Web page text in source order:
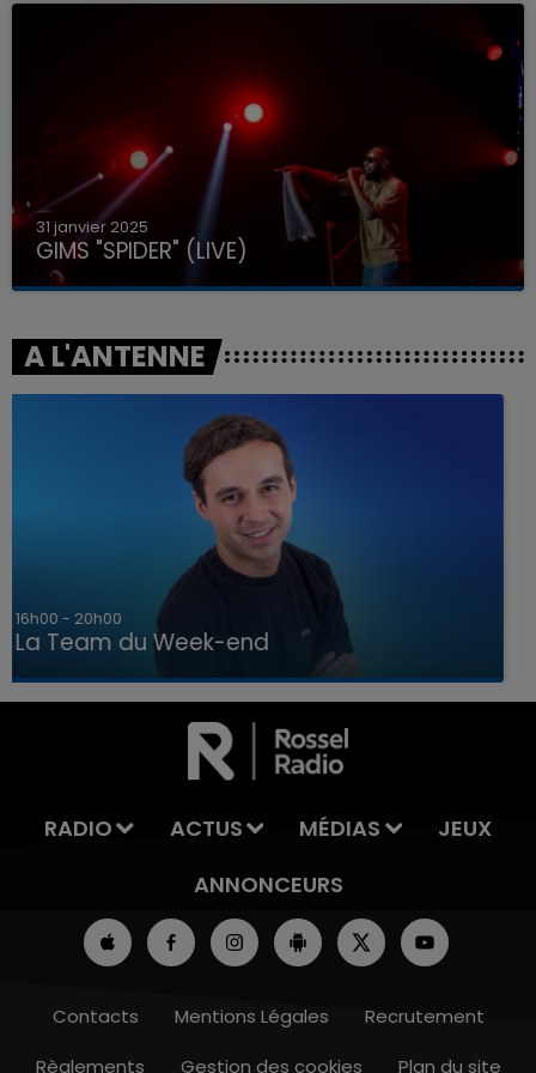
LA TEAM DU WEEK-END
31 janvier 2025
GIMS "SPIDER" (LIVE)
A L'ANTENNE
7h00 - 12h00
La Team du Week-end
RADIO ACTUS MÉDIAS
JEUX
ANNONCEURS
Contacts Mentions Légales
Recrutement
Règlements
Gestion des cookies Plan du site